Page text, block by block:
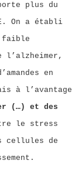
plus du
On a établi
faible
l’alzheimer,
en
à l’avantage
(…) et des
le stress
cellules de